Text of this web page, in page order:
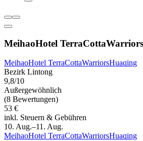
MeihaoHotel
MeihaoHotel TerraCottaWarriorsHuaqing
Bezirk Lintong
9,8/10
Außergewöhnlich
(8 Bewertungen)
53 €
inkl. Steuern & Gebühren
10. Aug.–11. Aug.
MeihaoHotel TerraCottaWarriorsHuaqing